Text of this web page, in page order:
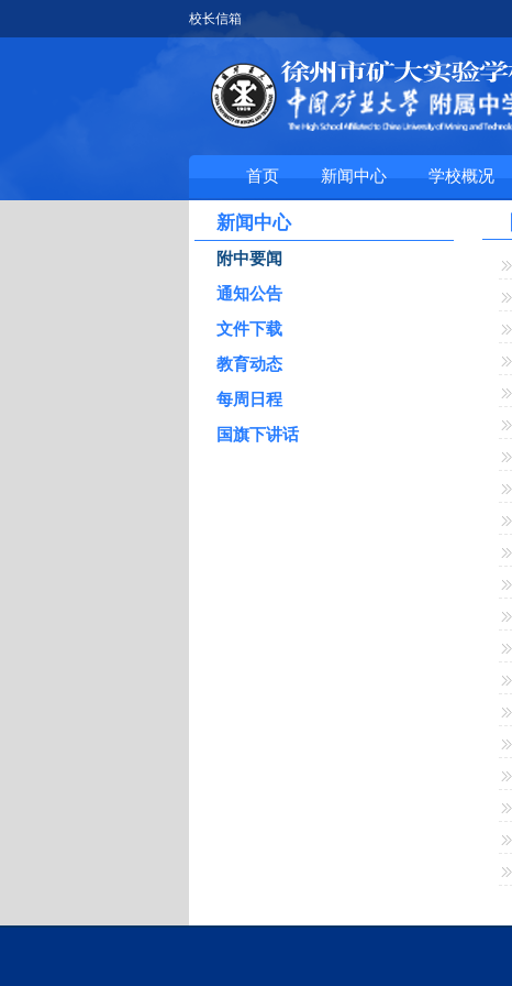
校长信箱
首页 新闻中心 学校概况
新闻中心
附中要闻
通知公告
文件下载
教育动态
每周日程
国旗下讲话